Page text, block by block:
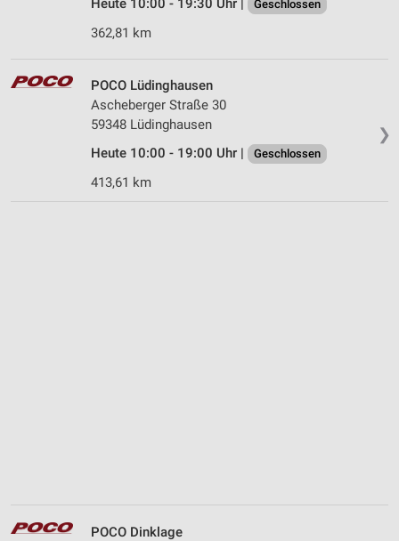
Heute 10:00 - 19:30 Uhr | Geschlossen
362,81 km
❯
POCO Lüdinghausen
Ascheberger Straße 30
59348 Lüdinghausen
Heute 10:00 - 19:00 Uhr |
Geschlossen
413,61 km
POCO Dinklage